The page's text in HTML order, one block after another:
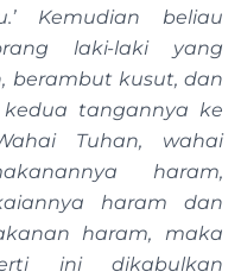
Kemudian beliau
laki-laki yang
berambut kusut, dan
tangannya ke
Tuhan, wahai
haram,
haram dan
haram, maka
ini dikabulkan